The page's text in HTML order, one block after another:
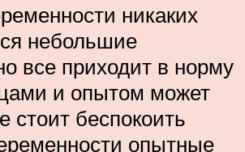
никаких
небольшие
все приходит в норму
и опытом может
беспокоить
опытные